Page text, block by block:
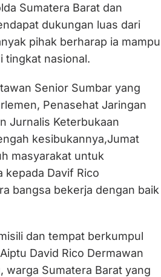
Sumatera Barat dan
dukungan luas dari
pihak berharap ia mampu
tingkat nasional.
Senior Sumbar yang
Penasehat Jaringan
Jurnalis Keterbukaan
kesibukannya,Jumat
masyarakat untuk
kepada Davif Rico
bangsa bekerja dengan baik
dan tempat berkumpul
David Rico Dermawan
warga Sumatera Barat yang